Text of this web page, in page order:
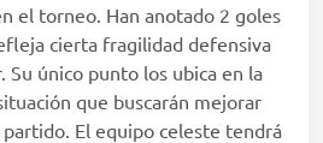
el torneo. Han anotado 2 goles
cierta fragilidad defensiva
Su único punto los ubica en la
que buscarán mejorar
El equipo celeste tendrá